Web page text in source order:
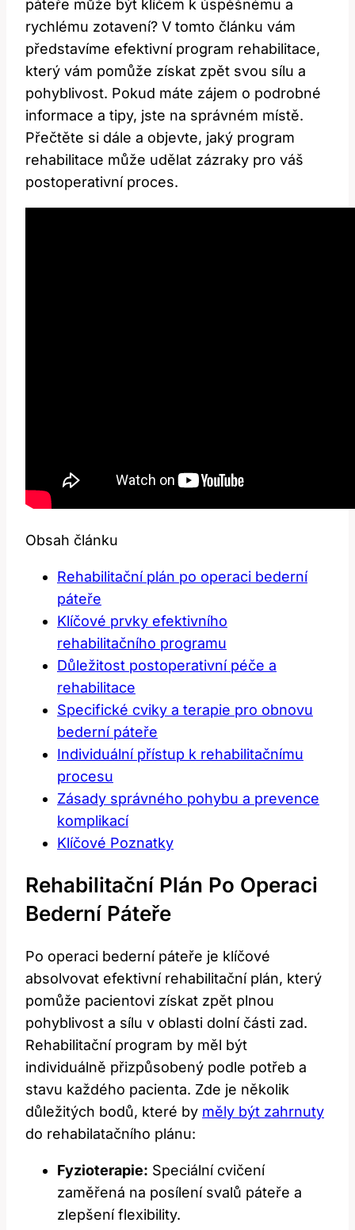
páteře může být klíčem k úspěšnému a
rychlému zotavení? V tomto článku vám
představíme efektivní program rehabilitace,
který vám pomůže získat zpět svou sílu a
pohyblivost. Pokud máte zájem o podrobné
informace a tipy, jste na správném místě.
Přečtěte si dále a objevte, jaký program
rehabilitace může udělat zázraky pro váš
postoperativní proces.
Obsah článku
Rehabilitační plán po operaci bederní
páteře
Klíčové prvky efektivního
rehabilitačního programu
Důležitost postoperativní péče a
rehabilitace
Specifické cviky a terapie pro obnovu
bederní páteře
Individuální přístup k rehabilitačnímu
procesu
Zásady správného pohybu a prevence
komplikací
Klíčové Poznatky
Rehabilitační Plán Po Operaci
Bederní Páteře
Po operaci bederní páteře je klíčové
absolvovat efektivní rehabilitační plán, který
pomůže pacientovi získat zpět plnou
pohyblivost a sílu v oblasti dolní části zad.
Rehabilitační program by měl být
individuálně přizpůsobený podle potřeb a
stavu každého pacienta. Zde je několik
důležitých bodů, které by měly být zahrnuty
do rehabilatačního plánu:
Fyzioterapie: Speciální cvičení
zaměřená na posílení svalů páteře a
zlepšení flexibility.